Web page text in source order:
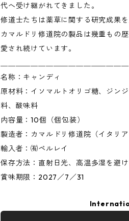
代へ受け継がれてきました。
修道士たちは薬草に関する研究成果
カマルドリ修道院の製品は幾重もの
愛され続けています。
名称：キャンディ
原材料：イソマルトオリゴ糖、ジン
料、酸味料
内容量：10個（個包装）
製造者：カマルドリ修道院（イタリア
輸入者：㈲ペルレイ
保存方法：直射日光、高温多湿を避
賞味期限：2027／7／31